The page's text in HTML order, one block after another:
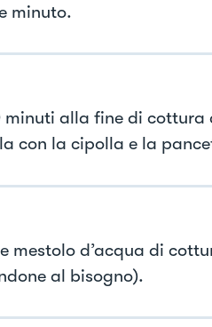
minuto.
minuti alla fine di cottura
con la cipolla e la
mestolo d’acqua di
al bisogno).